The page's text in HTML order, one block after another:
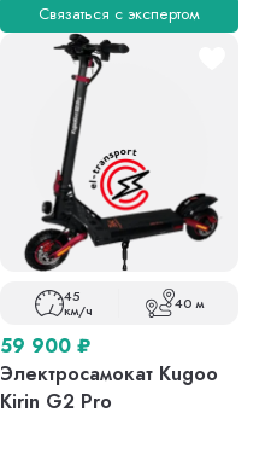
Связаться с экспертом
45
км/ч 40 м
59 900 ₽
Электросамокат Kugoo
Kirin G2 Pro